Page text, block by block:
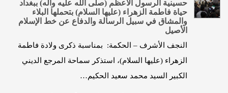
حسينية الرسول الأعظم (صلى الله عليه وآله) ببغداد
حياة فاطمة الزهراء (عليها السلام) بتحملها البلاء
والمشاق في سبيل الرسالة والدفاع عن خط الإسلام
الأصيل
النجف الأشرف – الحكمة: بمناسبة ذكرى ولادة فاطمة
الزهراء (عليها السلام)، استذكر سماحة المرجع الديني
الكبير السيد محمد سعيد الحكيم…